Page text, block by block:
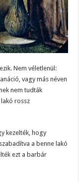
Nem véletlenül:
vagy más néven
nem tudták
rossz
kezelték, hogy
a benne lakó
ezt a barbár